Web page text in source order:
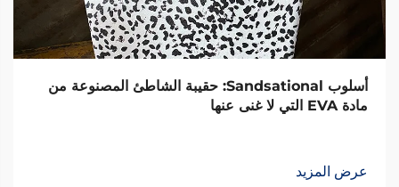
أسلوب Sandsational: حقيبة الشاطئ المصنوعة من
مادة EVA التي لا غنى عنها
عرض المزيد